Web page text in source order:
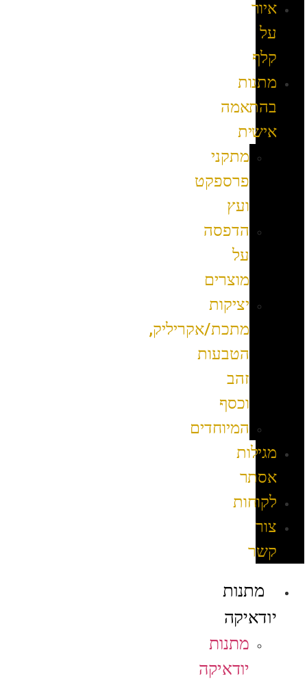
איור
על
קלף
מתנות
בהתאמה
אישית
מתקני
פרספקט
ועץ
הדפסה
על
מוצרים
יציקות
מתכת/אקריליק,
הטבעות
זהב
וכסף
המיוחדים
מגילות
אסתר
לקוחות
צור
קשר
מתנות
יודאיקה
מתנות
יודאיקה